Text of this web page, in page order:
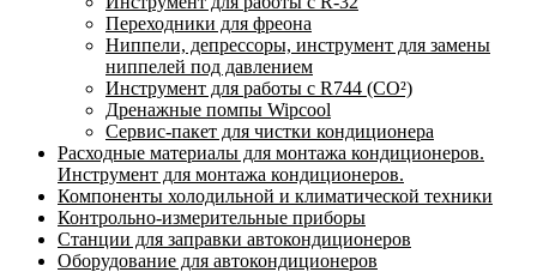
Переходники для фреона
Ниппели, депрессоры, инструмент для замены
ниппелей под давлением
Инструмент для работы с R744 (CO²)
Дренажные помпы Wipcool
Сервис-пакет для чистки кондиционера
Расходные материалы для монтажа кондиционеров.
Инструмент для монтажа кондиционеров.
Компоненты холодильной и климатической техники
Контрольно-измерительные приборы
Станции для заправки автокондиционеров
Оборудование для автокондиционеров